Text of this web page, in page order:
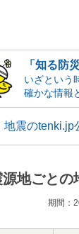
「知る防
いざという
確かな情報
地震のtenki.jp
源地ごとの
期間：